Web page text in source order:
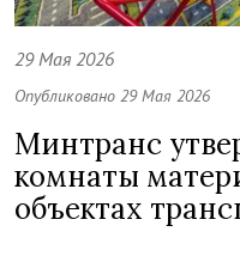
29 Мая 2026
Опубликовано 29 Мая 2026
Минтранс
комнаты
объектах